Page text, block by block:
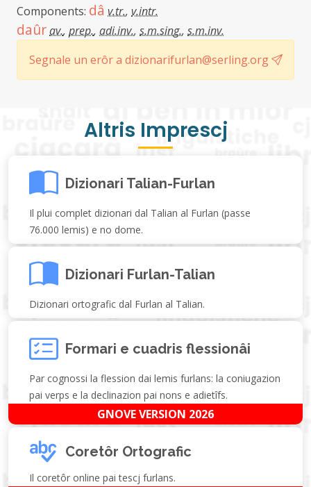
Components: dâ v.tr., v.intr.
daûrav., prep., adi.inv., s.m.sing., s.m.inv.
Segnale un erôr a dizionarifurlan@serling.org
Altris Imprescj
Dizionari Talian-Furlan
Il plui complet dizionari dal Talian al Furlan (passe
76.000 lemis) e no dome.
Dizionari Furlan-Talian
Dizionari ortografic dal Furlan al Talian.
Formari e cuadris flessionâi
Par cognossi la flession dai lemis furlans: la coniugazion
pai verps e la declinazion pai nons e adietîfs.
GNOVE VERSION 2026
Coretôr Ortografic
Il coretôr online pai tescj furlans.